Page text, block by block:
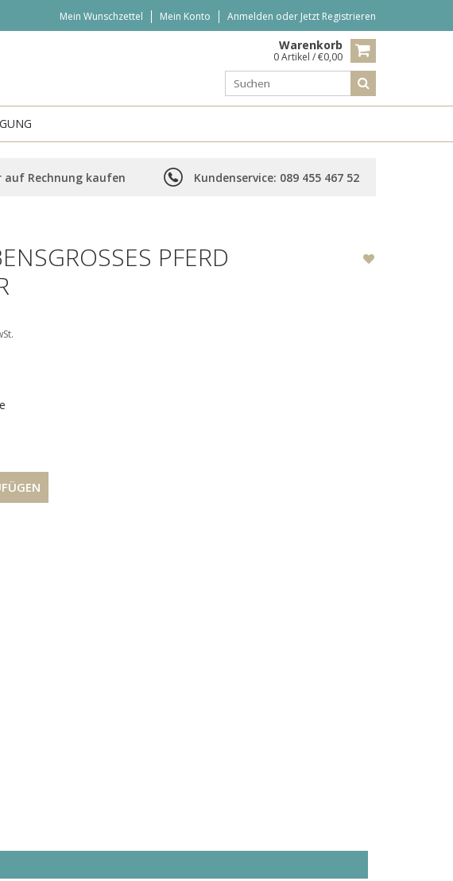
Mein Wunschzettel Mein Konto Anmelden oder Jetzt Registrieren
Warenkorb
0 Artikel / €0,00
auf Rechnung kaufen Kundenservice: 089 455 467 52
PFERD B